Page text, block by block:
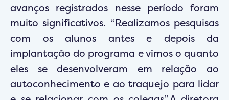
avanços registrados nesse período foram
muito significativos. “Realizamos pesquisas
com os alunos antes e depois da
implantação do programa e vimos o quanto
eles se desenvolveram em relação ao
autoconhecimento e ao traquejo para lidar